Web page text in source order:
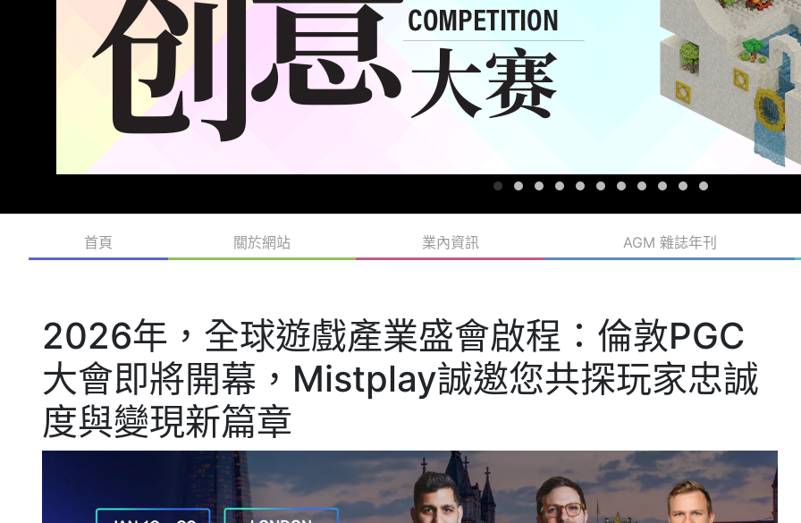
首頁 關於網站 業內資訊 AGM 雜誌年刊
2026年，全球遊戲產業盛會啟程：倫敦PGC
大會即將開幕，Mistplay誠邀您共探玩家忠誠
度與變現新篇章